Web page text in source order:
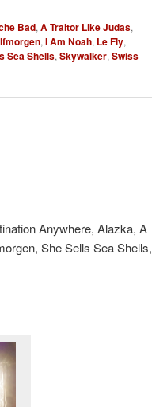
Bad, A Traitor Like Judas,
, I Am Noah, Le Fly,
Sea Shells, Skywalker, Swiss
Anywhere, Alazka, A
She Sells Sea Shells,